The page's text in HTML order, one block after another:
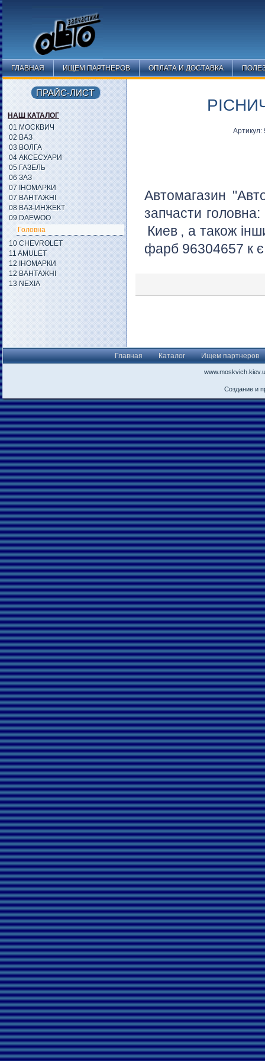
ГЛАВНАЯ ИЩЕМ ПАРТНЕРОВ ОПЛАТА И ДОСТАВКА
Автомагазин
запчасти головна:
Киев , а також
фарб 96304657 к є
ПРАЙС-ЛИСТ
НАШ КАТАЛОГ
01 МОСКВИЧ
02 ВАЗ
03 ВОЛГА
04 АКСЕСУАРИ
05 ГАЗЕЛЬ
06 ЗАЗ
07 ІНОМАРКИ
07 ВАНТАЖНІ
08 ВАЗ-ИНЖЕКТ
09 DAEWOO
Головна
10 CHEVROLET
11 AMULET
12 ІНОМАРКИ
12 ВАНТАЖНІ
13 NEXIA
Главная Каталог Ищем партнеров
Создание и